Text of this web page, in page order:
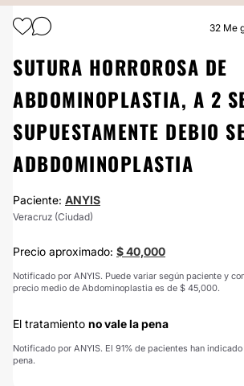
32 Me
SUTURA HORROROSA DE
ABDOMINOPLASTIA, A 2
SUPUESTAMENTE DEBIO
ADBDOMINOPLASTIA
Paciente: ANYIS
Veracruz (Ciudad)
Precio aproximado: $ 40,000
Notificado por ANYIS. Puede variar según paciente y
precio medio de Abdominoplastia es de $ 45,000.
El tratamiento no vale la pena
Notificado por ANYIS. El 91% de pacientes han
pena.